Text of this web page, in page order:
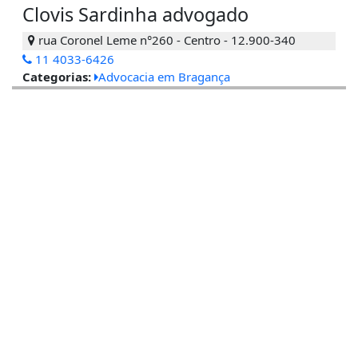
Clovis Sardinha advogado
rua Coronel Leme n°260 - Centro - 12.900-340
11 4033-6426
Categorias: Advocacia em Bragança